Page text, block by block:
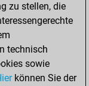
zu stellen, die
technisch
sowie
können Sie der